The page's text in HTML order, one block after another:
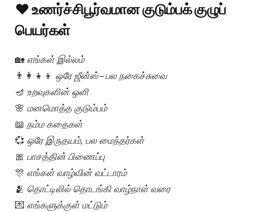
❤️ உணர்ச்சிபூர்வமான குடும்பக் குழுப்
பெயர்கள்
🏡 எங்கள் இல்லம்
👨‍👩‍👧‍👦 ஒரே ஜீன்ஸ் – பல நகைச்சுவை
🪔 உறவுகளின் ஒளி
🌸 மனமொத்த குடும்பம்
📖 நம்ம கதைகள்
💞 ஒரே இருதயம், பல மைந்தர்கள்
🎀 பாசத்தின் பிணைப்பு
🎊 எங்கள் வாழ்வின் வட்டாரம்
🫂 தொட்டிலில் தொடங்கி வாழ்நாள் வரை
💌 எங்களுக்குள் மட்டும்